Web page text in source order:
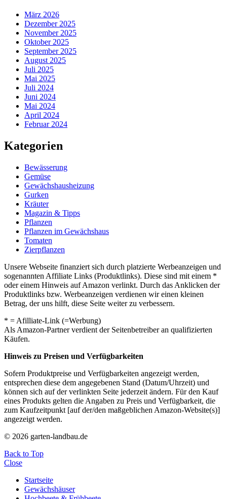
März 2026
Dezember 2025
November 2025
Oktober 2025
September 2025
August 2025
Juli 2025
Mai 2025
Juli 2024
Juni 2024
Mai 2024
April 2024
Februar 2024
Kategorien
Bewässerung
Gemüse
Gewächshausheizung
Gurken
Kräuter
Magazin & Tipps
Pflanzen
Pflanzen im Gewächshaus
Tomaten
Zierpflanzen
Unsere Webseite finanziert sich durch platzierte Werbeanzeigen und
sogenannten Affiliate Links (Produktlinks). Diese sind mit einem *
oder einem Hinweis auf Amazon verlinkt. Durch das Anklicken der
Produktlinks bzw. Werbeanzeigen verdienen wir einen kleinen
Betrag, der uns hilft, diese Seite weiter zu verbessern.
* = Afilliate-Link (=Werbung)
Als Amazon-Partner verdient der Seitenbetreiber an qualifizierten
Käufen.
Hinweis zu Preisen und Verfügbarkeiten
Sofern Produktpreise und Verfügbarkeiten angezeigt werden,
entsprechen diese dem angegebenen Stand (Datum/Uhrzeit) und
können sich auf der verlinkten Seite jederzeit ändern. Für den Kauf
eines Produkts gelten die Angaben zu Preis und Verfügbarkeit, die
zum Kaufzeitpunkt [auf der/den maßgeblichen Amazon-Website(s)]
angezeigt werden.
© 2026 garten-landbau.de
Back to Top
Close
Startseite
Gewächshäuser